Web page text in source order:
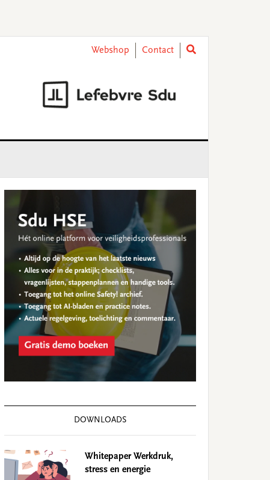
Webshop
Contact
Primary
Sidebar
DOWNLOADS
Whitepaper Werkdruk,
stress en energie